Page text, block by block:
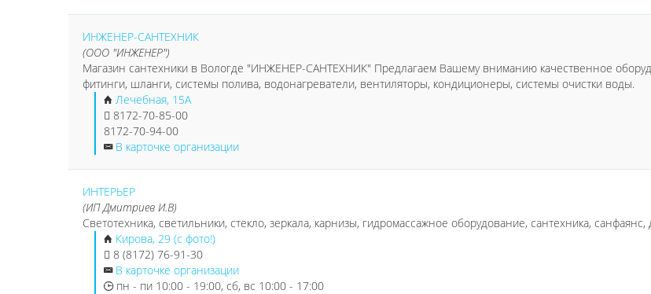
ИНЖЕНЕР-САНТЕХНИК
(ООО "ИНЖЕНЕР")
Магазин сантехники в Вологде "ИНЖЕНЕР-САНТЕХНИК" Предлагаем Вашему вниманию качественное
фитинги, шланги, системы полива, водонагреватели, вентиляторы, кондиционеры, системы очистки воды.
Лечебная, 15А
8172-70-85-00
8172-70-94-00
В карточке организации
ИНТЕРЬЕР
(ИП Дмитриев И.В)
Светотехника, светильники, стекло, зеркала, карнизы, гидромассажное оборудование, сантехника,
Кирова, 29 (с фото!)
8 (8172) 76-91-30
В карточке организации
пн - пи 10:00 - 19:00, сб, вс 10:00 - 17:00